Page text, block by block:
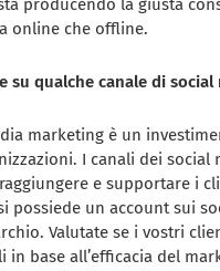
producendo la giusta
online che offline.
su qualche canale di social
marketing è un
I canali dei social
e supportare i
possiede un account sui
Valutate se i vostri
in base all’efficacia del